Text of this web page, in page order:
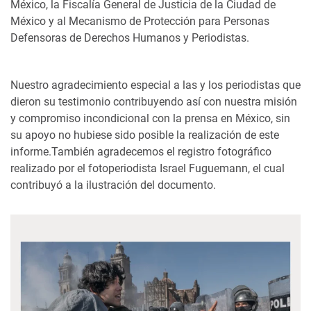
México, la Fiscalía General de Justicia de la Ciudad de
México y al Mecanismo de Protección para Personas
Defensoras de Derechos Humanos y Periodistas.
Nuestro agradecimiento especial a las y los periodistas que
dieron su testimonio contribuyendo así con nuestra misión
y compromiso incondicional con la prensa en México, sin
su apoyo no hubiese sido posible la realización de este
informe.También agradecemos el registro fotográfico
realizado por el fotoperiodista Israel Fuguemann, el cual
contribuyó a la ilustración del documento.